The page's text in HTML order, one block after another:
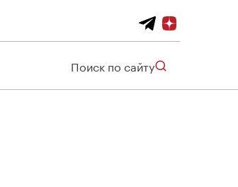
Поиск по сайту